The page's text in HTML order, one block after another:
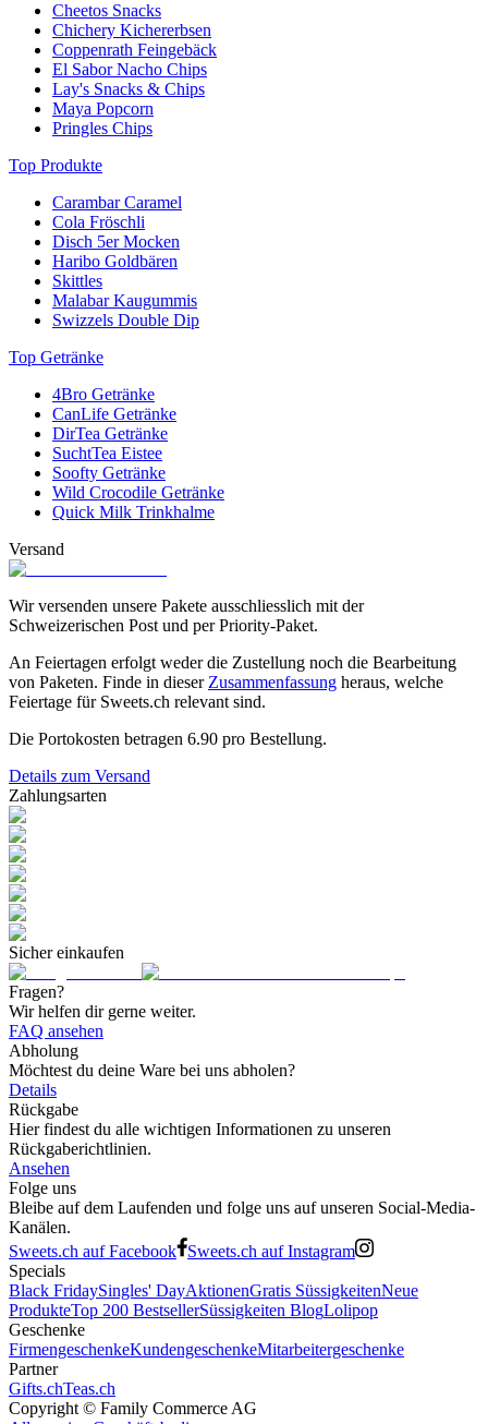
Cheetos Snacks
Chichery Kichererbsen
Coppenrath Feingebäck
El Sabor Nacho Chips
Lay's Snacks & Chips
Maya Popcorn
Pringles Chips
Top Produkte
Carambar Caramel
Cola Fröschli
Disch 5er Mocken
Haribo Goldbären
Skittles
Malabar Kaugummis
Swizzels Double Dip
Top Getränke
4Bro Getränke
CanLife Getränke
DirTea Getränke
SuchtTea Eistee
Soofty Getränke
Wild Crocodile Getränke
Quick Milk Trinkhalme
Versand
Wir versenden unsere Pakete ausschliesslich mit der
Schweizerischen Post und per Priority-Paket.
An Feiertagen erfolgt weder die Zustellung noch die Bearbeitung
von Paketen. Finde in dieser Zusammenfassung heraus, welche
Feiertage für Sweets.ch relevant sind.
Die Portokosten betragen 6.90 pro Bestellung.
Details zum Versand
Zahlungsarten
Sicher einkaufen
Fragen?
Wir helfen dir gerne weiter.
FAQ ansehen
Abholung
Möchtest du deine Ware bei uns abholen?
Details
Rückgabe
Hier findest du alle wichtigen Informationen zu unseren
Rückgaberichtlinien.
Ansehen
Folge uns
Bleibe auf dem Laufenden und folge uns auf unseren Social-Media-
Kanälen.
Sweets.ch auf Facebook
Sweets.ch auf Instagram
Specials
Black FridaySingles' DayAktionenGratis SüssigkeitenNeue
ProdukteTop 200 BestsellerSüssigkeiten BlogLolipop
Geschenke
FirmengeschenkeKundengeschenkeMitarbeitergeschenke
Partner
Gifts.chTeas.ch
Copyright © Family Commerce AG